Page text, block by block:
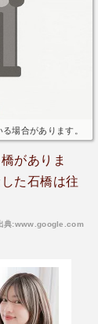
場合があります。
がありま
た石橋は往
典:www.google.com